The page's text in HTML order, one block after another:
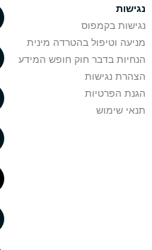
נגישות
נגישות בקמפוס
מניעה וטיפול בהטרדה מינית
הנחיות בדבר חוק חופש המידע
הצהרת נגישות
הגנת הפרטיות
תנאי שימוש